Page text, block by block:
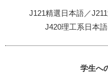
J121精選日本語／
J420理工系日本
学生へ